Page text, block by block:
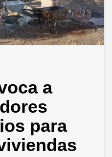
a
para